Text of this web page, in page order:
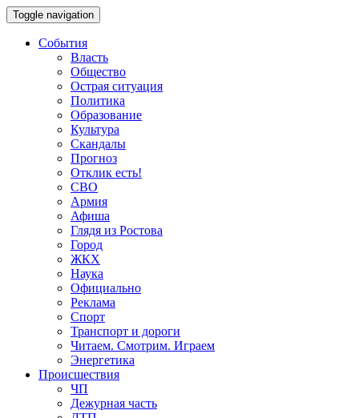
Toggle navigation
События
Власть
Общество
Острая ситуация
Политика
Образование
Культура
Скандалы
Прогноз
Отклик есть!
СВО
Армия
Афиша
Глядя из Ростова
Город
ЖКХ
Наука
Официально
Реклама
Спорт
Транспорт и дороги
Читаем. Смотрим. Играем
Энергетика
Происшествия
ЧП
Дежурная часть